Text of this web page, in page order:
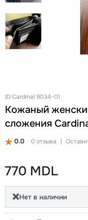
Женские Рюкзаки
Ланчбоксы и
Бизнес рюкзаки
Школьные
Детские кошельки
Дошкольные
Женские
+
Ремни
Ключницы
Визитницы
Pungă cosmetică
Зонты
Новинки
Скидки и акции
ID:Cardinal 9034-01
Кожаный
сложения
0.0 0 отзыва |
770 MDL
❌Нет в наличии